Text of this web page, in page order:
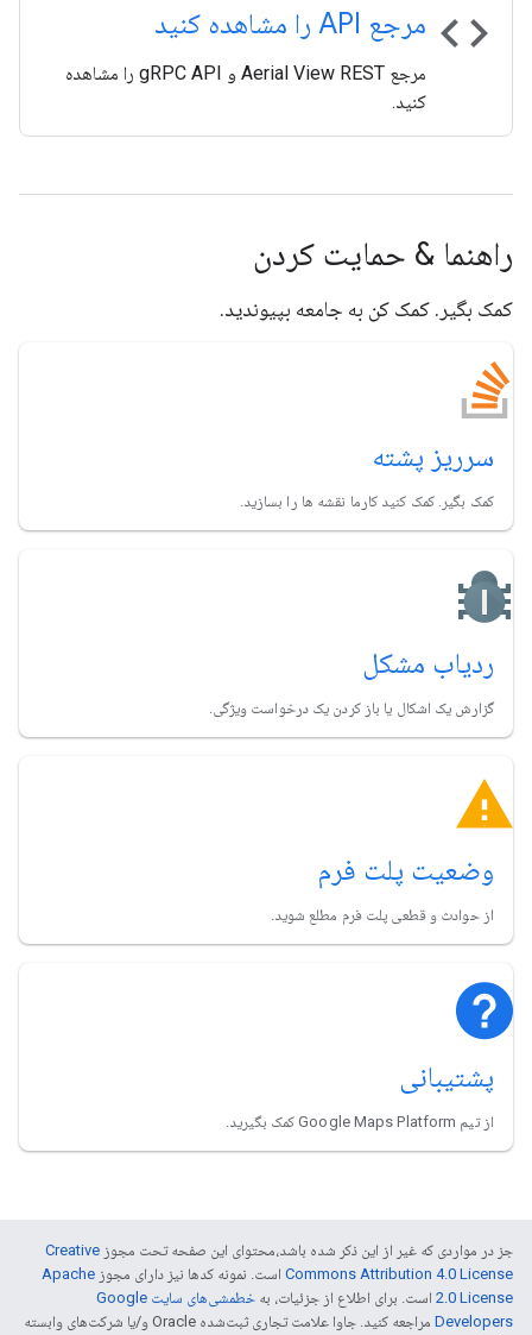
code مرجع API را مشاهده کنید
مرجع Aerial View REST و gRPC API را مشاهده
کنید.
راهنما & حمایت کردن
کمک بگیر. کمک کن به جامعه بپیوندید.
سرریز پشته
کمک بگیر. کمک کنید کارما نقشه ها را بسازید.
ردیاب مشکل
گزارش یک اشکال یا باز کردن یک درخواست ویژگی.
وضعیت پلت فرم
از حوادث و قطعی پلت فرم مطلع شوید.
پشتیبانی
از تیم Google Maps Platform کمک بگیرید.
جز در مواردی که غیر از این ذکر شده باشد،‌محتوای این صفحه تحت مجوز Creative
Commons Attribution 4.0 License است. نمونه کدها نیز دارای مجوز Apache
2.0 License است. برای اطلاع از جزئیات، به
خطمشی‌های سایت Google
Developers‏
مراجعه کنید. جاوا علامت تجاری ثبت‌شده Oracle و/یا شرکت‌های وابسته